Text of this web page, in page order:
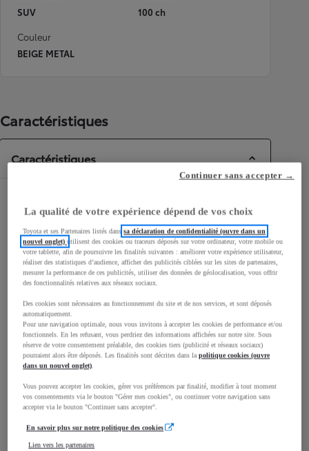
SUV
100 ch
Couleur
BEIGE METAL
Caractéristiques
Caractéristiques
Portes
3
Places
4
3 546 mm
Hauteur
1 488
mm
La qualité de votre expérience dépend de vos choix
Toyota et ses Partenaires listés danssa déclaration de confidentialité (ouvre dans un
nouvel onglet)utilisent des cookies ou traceurs déposés sur votre ordinateur, votre mobile ou
votre tablette, afin de poursuivre les finalités suivantes : améliorer votre expérience utilisateur,
réaliser des statistiques d’audience, afficher des publicités ciblées sur les sites de partenaires,
mesurer la performance de ces publicités, utiliser des données de géolocalisation, vous offrir
des fonctionnalités relatives aux réseaux sociaux.
Des cookies sont nécessaires au fonctionnement du site et de nos services, et sont déposés
automatiquement.
Pour une navigation optimale, nous vous invitons à accepter les cookies de performance et/ou
fonctionnels. En les refusant, vous perdriez des informations affichées sur notre site. Sous
réserve de votre consentement préalable, des cookies tiers (publicité et réseaux sociaux)
pourraient alors être déposés. Les finalités sont décrites dans lapolitique cookies (ouvre
dans un nouvel onglet).
Vous pouvez accepter les cookies, gérer vos préférences par finalité, modifier à tout moment
vos consentements via le bouton "Gérer mes cookies", ou continuer votre navigation sans
accepter via le bouton "Continuer sans accepter".
En savoir plus sur notre politique des cookies
Lien vers les partenaires
Continuer sans accepter →